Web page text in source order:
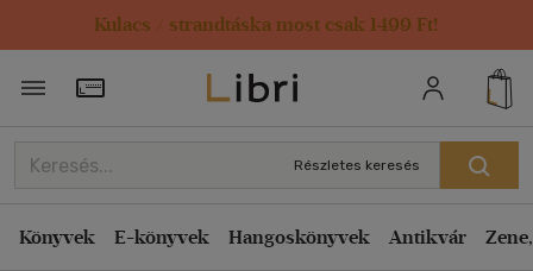
Kulacs / strandtáska most csak 1499 Ft!
Törzsvásárlói Kártya adatai
Részletes keresés
Könyvek E-könyvek Hangoskönyvek Antikvár